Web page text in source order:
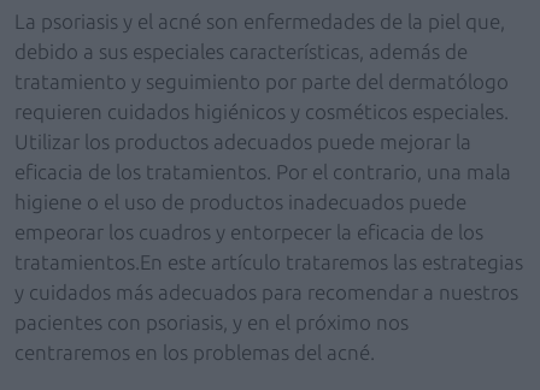
La psoriasis y el acné son enfermedades de la piel que,
debido a sus especiales características, además de
tratamiento y seguimiento por parte del dermatólogo
requieren cuidados higiénicos y cosméticos especiales.
Utilizar los productos adecuados puede mejorar la
eficacia de los tratamientos. Por el contrario, una mala
higiene o el uso de productos inadecuados puede
empeorar los cuadros y entorpecer la eficacia de los
tratamientos.En este artículo trataremos las estrategias
y cuidados más adecuados para recomendar a nuestros
pacientes con psoriasis, y en el próximo nos
centraremos en los problemas del acné.